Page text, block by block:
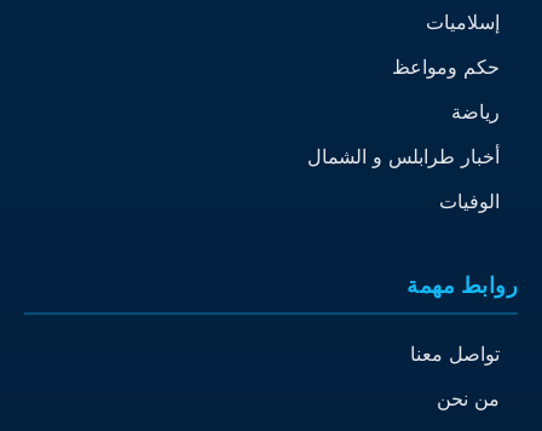
إسلاميات
حكم ومواعظ
رياضة
أخبار طرابلس و الشمال
الوفيات
روابط مهمة
تواصل معنا
من نحن